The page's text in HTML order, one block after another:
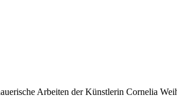
Arbeiten der Künstlerin Cornelia